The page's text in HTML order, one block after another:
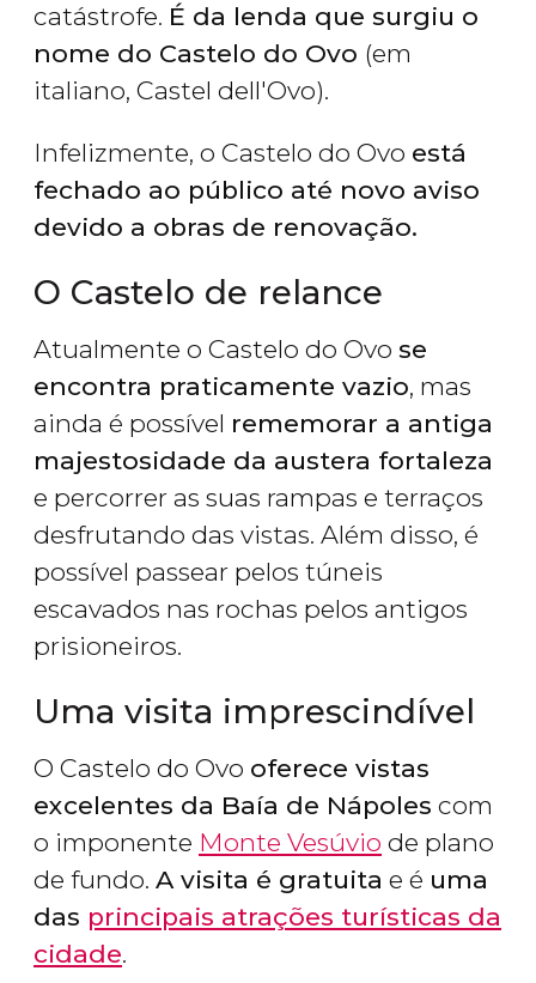
catástrofe. É da lenda que surgiu o
nome do Castelo do Ovo (em
italiano, Castel dell'Ovo).
Infelizmente, o Castelo do Ovo está
fechado ao público até novo aviso
devido a obras de renovação.
O Castelo de relance
Atualmente o Castelo do Ovo se
encontra praticamente vazio, mas
ainda é possível rememorar a antiga
majestosidade da austera fortaleza
e percorrer as suas rampas e terraços
desfrutando das vistas. Além disso, é
possível passear pelos túneis
escavados nas rochas pelos antigos
prisioneiros.
Uma visita imprescindível
O Castelo do Ovo oferece vistas
excelentes da Baía de Nápoles com
o imponente Monte Vesúvio de plano
de fundo. A visita é gratuita e é uma
das principais atrações turísticas da
cidade.